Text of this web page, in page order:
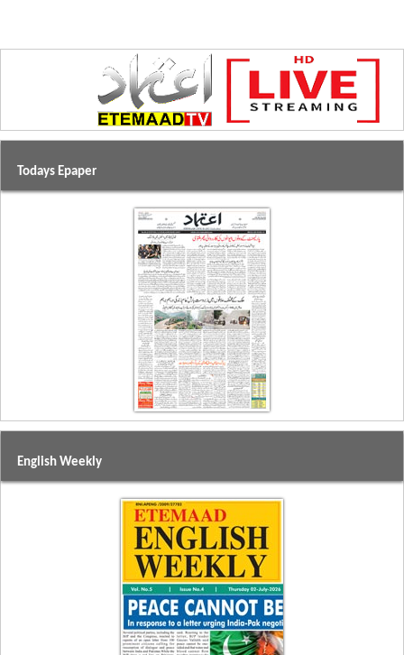
Todays Epaper
English Weekly